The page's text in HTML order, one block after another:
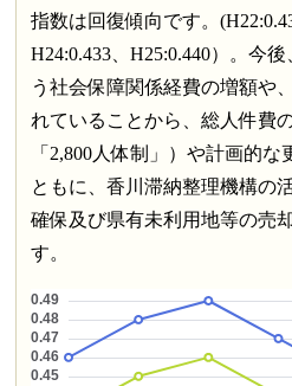
指数は回復傾向です。
H24:0.433、H25:0.440）。今
う社会保障関係経費の増額や
れていることから、総人件費
「2,800人体制」）や計画的
ともに、香川滞納整理機構の
確保及び県有未利用地等の売
す。